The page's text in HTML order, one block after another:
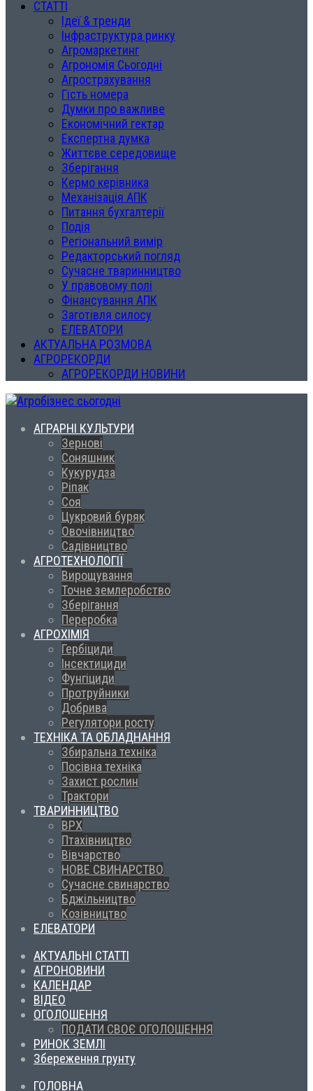
СТАТТІ
Ідеї & тренди
Інфраструктура ринку
Агромаркетинг
Агрономія Сьогодні
Агрострахування
Гість номера
Думки про важливе
Економічний гектар
Експертна думка
Життєве середовище
Зберігання
Кермо керівника
Механізація АПК
Питання бухгалтерії
Подія
Регіональний вимір
Редакторський погляд
Сучасне тваринництво
У правовому полі
Фінансування АПК
Заготівля силосу
ЕЛЕВАТОРИ
АКТУАЛЬНА РОЗМОВА
АГРОРЕКОРДИ
АГРОРЕКОРДИ НОВИНИ
АГРАРНІ КУЛЬТУРИ
Зернові
Соняшник
Кукурудза
Ріпак
Соя
Цукровий буряк
Овочівництво
Садівництво
АГРОТЕХНОЛОГІЇ
Вирощування
Точне землеробство
Зберігання
Переробка
АГРОХІМІЯ
Гербіциди
Інсектициди
Фунгіциди
Протруйники
Добрива
Регулятори росту
ТЕХНІКА ТА ОБЛАДНАННЯ
Збиральна техніка
Посівна техніка
Захист рослин
Трактори
ТВАРИННИЦТВО
ВРХ
Птахівництво
Вівчарство
НОВЕ СВИНАРСТВО
Сучасне свинарство
Бджільництво
Козівництво
ЕЛЕВАТОРИ
АКТУАЛЬНІ СТАТТІ
АГРОНОВИНИ
КАЛЕНДАР
ВІДЕО
ОГОЛОШЕННЯ
ПОДАТИ СВОЄ ОГОЛОШЕННЯ
РИНОК ЗЕМЛІ
Збереження грунту
ГОЛОВНА